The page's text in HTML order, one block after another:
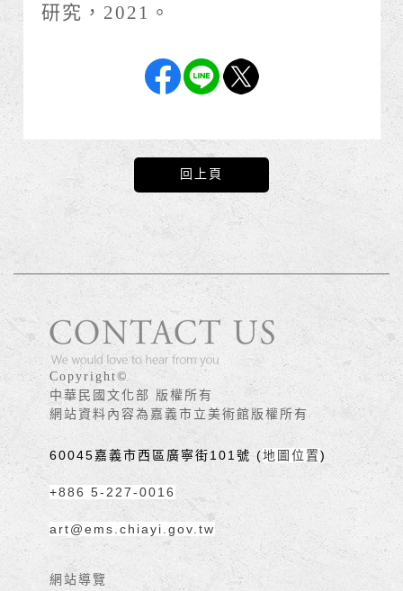
研究，2021。
回上頁
版權宣告
Copyright©
中華民國文化部 版權所有
網站資料內容為嘉義市立美術館版權所有
60045嘉義市西區廣寧街101號 (地圖位置)
+886 5-227-0016
art@ems.chiayi.gov.tw
網站導覽